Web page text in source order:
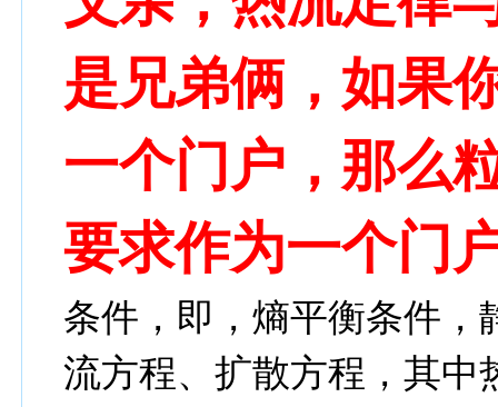
是兄弟俩，如果
一个门户，那么
要求作为一个门
条件，即，熵平衡条件，
流方程、扩散方程，其中